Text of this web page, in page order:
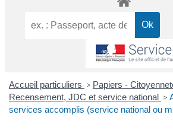
Accueil particuliers > Papiers -
Recensement, JDC et service national >
services accomplis (service national ou